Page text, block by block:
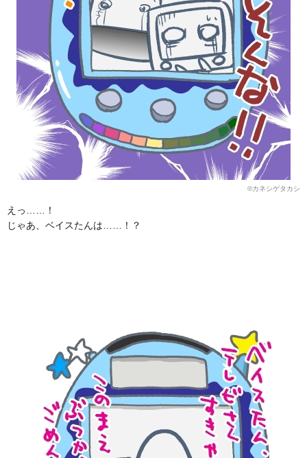
©カネシゲタカシ
えっ……！
じゃあ、ベイスたんは……！？